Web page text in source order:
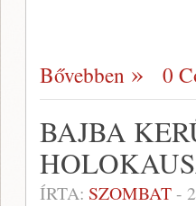
Bővebben 0
BAJBA
ÍRTA: SZOMBAT-